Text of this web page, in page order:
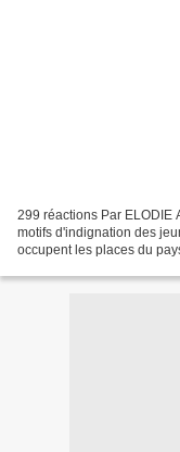
299 réactions Par ELODIE
motifs d'indignation des
occupent les places du